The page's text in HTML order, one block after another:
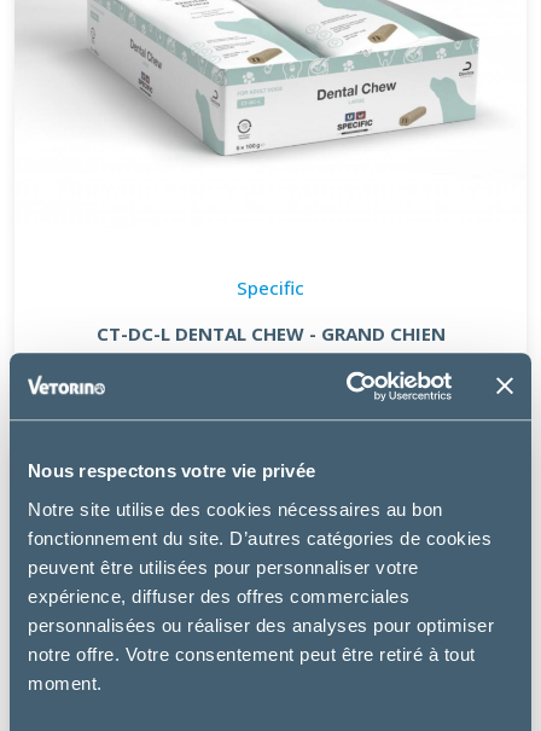
Nous respectons votre vie privée
Notre site utilise des cookies nécessaires au bon
fonctionnement du site. D’autres catégories de cookies
peuvent être utilisées pour personnaliser votre
expérience, diffuser des offres commerciales
personnalisées ou réaliser des analyses pour optimiser
notre offre. Votre consentement peut être retiré à tout
moment.
Specific
CT-DC-L DENTAL CHEW - GRAND CHIEN